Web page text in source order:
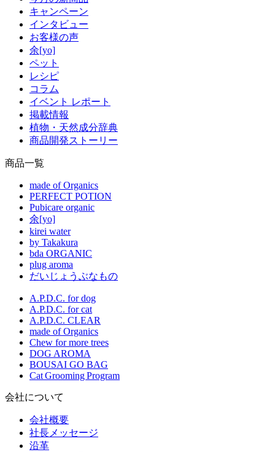
キャンペーン
インタビュー
お客様の声
余[yo]
ペット
レシピ
コラム
イベント レポート
掲載情報
植物・天然成分辞典
商品開発ストーリー
商品一覧
made of Organics
PERFECT POTION
Pubicare organic
余[yo]
kirei water
by Takakura
bda ORGANIC
plug aroma
だいじょうぶなもの
A.P.D.C. for dog
A.P.D.C. for cat
A.P.D.C. CLEAR
made of Organics
Chew for more trees
DOG AROMA
BOUSAI GO BAG
Cat Grooming Program
会社について
会社概要
社長メッセージ
沿革